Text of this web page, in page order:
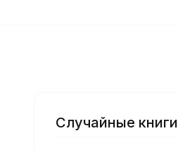
Случайные книги